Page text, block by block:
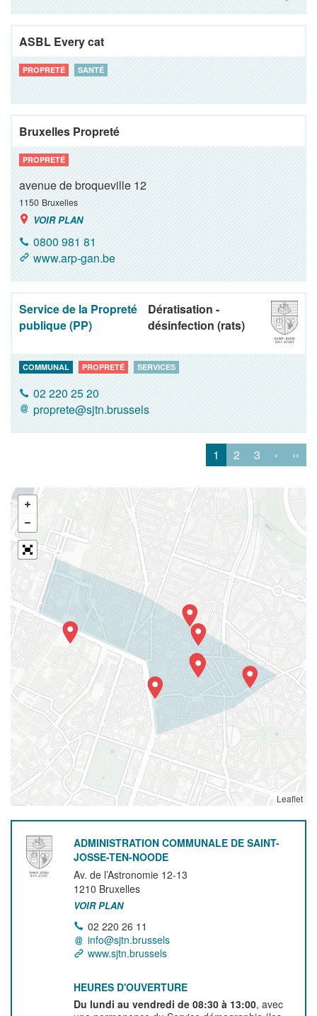
ASBL Every cat
PROPRETÉ SANTÉ
Bruxelles Propreté
PROPRETÉ
avenue de broqueville 12
1150 Bruxelles
VOIR PLAN
0800 981 81
www.arp-gan.be
Service de la Propreté
publique (PP)
Dératisation -
désinfection (rats)
COMMUNAL PROPRETÉ SERVICES
02 220 25 20
proprete@sjtn.brussels
1 2 3 › ››
Leaflet
ADMINISTRATION COMMUNALE DE SAINT-
JOSSE-TEN-NOODE
Av. de l’Astronomie 12-13
1210 Bruxelles
VOIR PLAN
02 220 26 11
info@sjtn.brussels
www.sjtn.brussels
HEURES D'OUVERTURE
Du lundi au vendredi de 08:30 à 13:00, avec